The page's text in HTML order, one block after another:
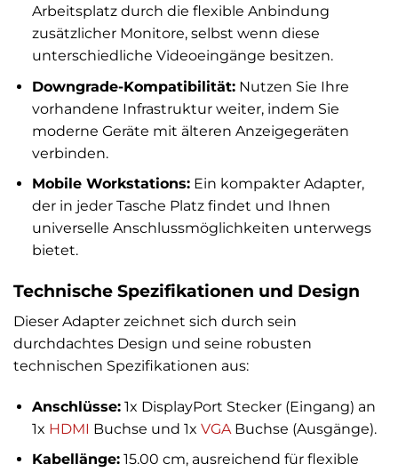
Arbeitsplatz durch die flexible Anbindung
zusätzlicher Monitore, selbst wenn diese
unterschiedliche Videoeingänge besitzen.
Downgrade-Kompatibilität:Nutzen Sie Ihre
vorhandene Infrastruktur weiter, indem Sie
moderne Geräte mit älteren Anzeigegeräten
verbinden.
Mobile Workstations:Ein kompakter Adapter,
der in jeder Tasche Platz findet und Ihnen
universelle Anschlussmöglichkeiten unterwegs
bietet.
Technische Spezifikationen und Design
Dieser Adapter zeichnet sich durch sein
durchdachtes Design und seine robusten
technischen Spezifikationen aus:
Anschlüsse:1x DisplayPort Stecker (Eingang) an
1x HDMI Buchse und 1x VGABuchse (Ausgänge).
Kabellänge:15.00 cm, ausreichend für flexible